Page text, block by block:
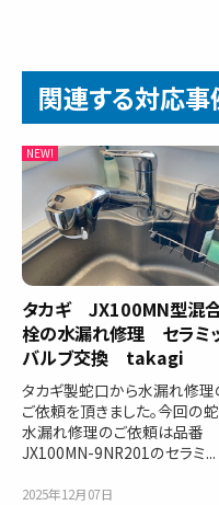
関連する対応事
タカギ JX100MN型混
栓の水漏れ修理 セラミ
バルブ交換 takagi
タカギ製蛇口から水漏れ修理
ご依頼を頂きました。今回の
水漏れ修理のご依頼は品番
JX100MN-9NR201のセラミ...
2025年12月07日